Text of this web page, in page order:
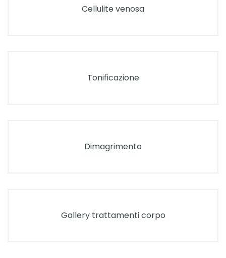
Cellulite venosa
Tonificazione
Dimagrimento
Gallery trattamenti corpo